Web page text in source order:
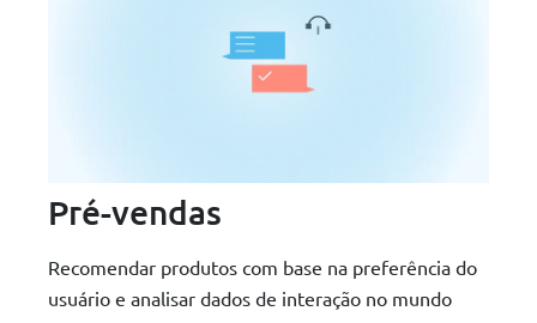
Pré-vendas
Recomendar produtos com base na preferência do
usuário e analisar dados de interação no mundo